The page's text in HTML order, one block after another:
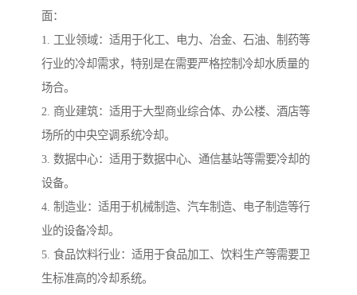
面：
1. 工业领域：适用于化工、电力、冶金、石油、制药等
行业的冷却需求，特别是在需要严格控制冷却水质量的
场合。
2. 商业建筑：适用于大型商业综合体、办公楼、酒店等
场所的中央空调系统冷却。
3. 数据中心：适用于数据中心、通信基站等需要冷却的
设备。
4. 制造业：适用于机械制造、汽车制造、电子制造等行
业的设备冷却。
5. 食品饮料行业：适用于食品加工、饮料生产等需要卫
生标准高的冷却系统。